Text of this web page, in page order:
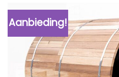
Aanbieding!